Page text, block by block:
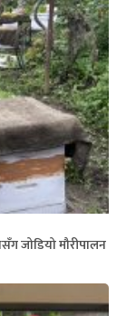
जोडियो मौरीपालन